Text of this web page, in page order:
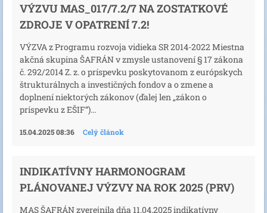
VÝZVU MAS_017/7.2/7 NA ZOSTATKOVÉ
ZDROJE V OPATRENÍ 7.2!
VÝZVA z Programu rozvoja vidieka SR 2014-2022 Miestna
akčná skupina ŠAFRÁN v zmysle ustanovení § 17 zákona
č. 292/2014 Z. z. o príspevku poskytovanom z európskych
štrukturálnych a investičných fondov a o zmene a
doplnení niektorých zákonov (ďalej len „zákon o
príspevku z EŠIF“)...
15.04.2025 08:36 Celý článok
INDIKATÍVNY HARMONOGRAM
PLÁNOVANEJ VÝZVY NA ROK 2025 (PRV)
MAS ŠAFRÁN zverejnila dňa 11.04.2025 indikatívny